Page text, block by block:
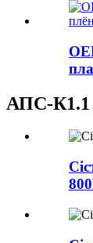
АПС-К1.1